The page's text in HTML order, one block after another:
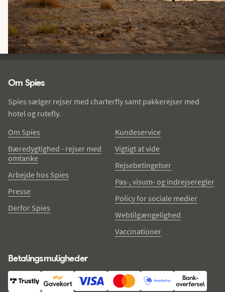
Om Spies
Spies sælger rejser med charterfly samt pakkerejser med
hotel og rutefly.
Om Spies
Bæredygtighed - rejser med
omtanke
Arbejde hos Spies
Presse
Derfor Spies
Kundeservice
Vigtigt at vide
Rejsebetingelser
Pas-, visum- og indrejseregler
Policy for sociale medier
Webtilgængelighed
Vaccinationer
Betalingsmuligheder